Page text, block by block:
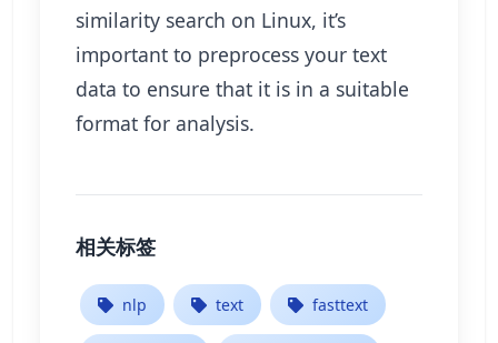
similarity search on Linux, it’s
important to preprocess your text
data to ensure that it is in a suitable
format for analysis.
相关标签
nlp text fasttext